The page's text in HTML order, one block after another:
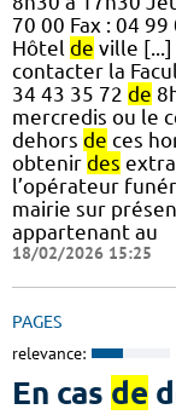
70 00 Fax : 04
Hôtel de ville [...]
contacter la
34 43 35 72 de
mercredis ou le
dehors de ces
obtenir des
l’opérateur
mairie sur
appartenant au
18/02/2026 15:25
PAGES
relevance:
En cas de